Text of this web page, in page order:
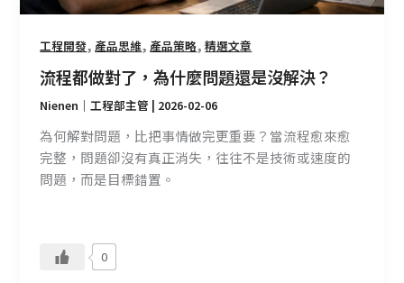
工程開發, 產品思維, 產品策略,精選文章
流程都做對了，為什麼問題還是沒解決？
Nienen｜工程部主管 | 2026-02-06
為何解對問題，比把事情做完更重要？當流程愈來愈
完整，問題卻沒有真正消失，往往不是技術或速度的
問題，而是目標錯置。
0
還
是
解
決？